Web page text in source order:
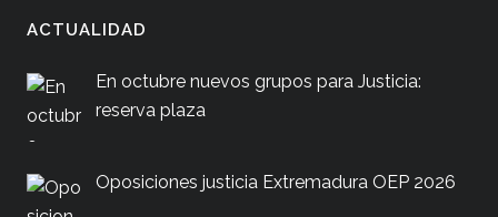
ACTUALIDAD
En octubre nuevos grupos para Justicia:
reserva plaza
Oposiciones justicia Extremadura OEP 2026